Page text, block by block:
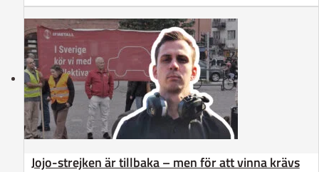
Jojo-strejken är tillbaka – men för att vinna krävs